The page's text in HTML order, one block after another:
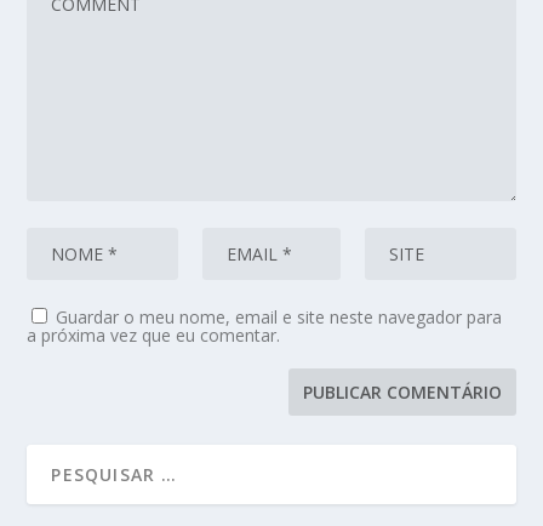
Guardar o meu nome, email e site neste navegador para
a próxima vez que eu comentar.